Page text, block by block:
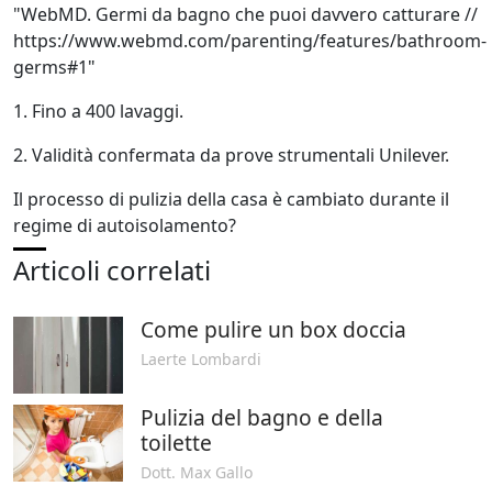
"WebMD. Germi da bagno che puoi davvero catturare //
https://www.webmd.com/parenting/features/bathroom-
germs#1"
1. Fino a 400 lavaggi.
2. Validità confermata da prove strumentali Unilever.
Il processo di pulizia della casa è cambiato durante il
regime di autoisolamento?
Articoli correlati
Come pulire un box doccia
Laerte Lombardi
Pulizia del bagno e della
toilette
Dott. Max Gallo